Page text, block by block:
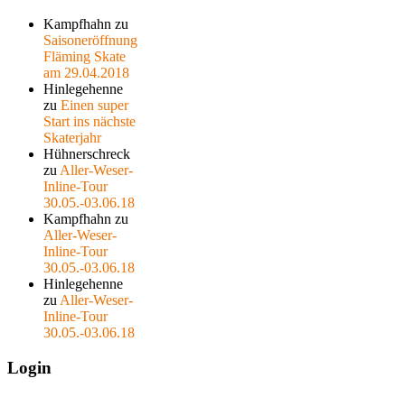
Kampfhahn zu
Saisoneröffnung
Fläming Skate
am 29.04.2018
Hinlegehenne
zu Einen super
Start ins nächste
Skaterjahr
Hühnerschreck
zu Aller-Weser-
Inline-Tour
30.05.-03.06.18
Kampfhahn zu
Aller-Weser-
Inline-Tour
30.05.-03.06.18
Hinlegehenne
zu Aller-Weser-
Inline-Tour
30.05.-03.06.18
Login